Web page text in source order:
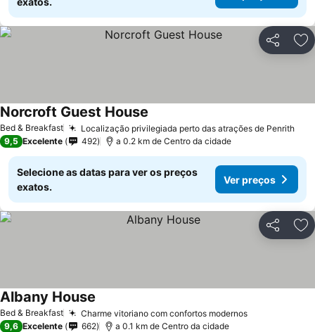
Partilhar
Bed & Breakfast Localização privilegiada perto das atrações de Penrith
Norcroft Guest House
9,5 Excelente 492 a 0.2 km de Centro da cidade
Selecione as datas para ver os preços
exatos.
Ver preços
Partilhar
Bed & Breakfast Charme vitoriano com confortos modernos
Albany House
9,6 Excelente 662 a 0.1 km de Centro da cidade